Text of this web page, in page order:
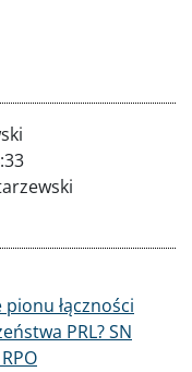
łączności
PRL? SN